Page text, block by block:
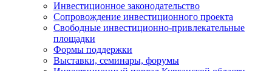
Инвестиционное законодательство
Сопровождение инвестиционного проекта
Свободные инвестиционно-привлекательные
площадки
Формы поддержки
Выставки, семинары, форумы